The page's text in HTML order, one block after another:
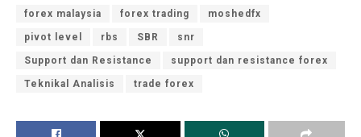
forex malaysia forex trading moshedfx
pivot level rbs SBR snr
Support dan Resistance support dan resistance forex
Teknikal Analisis trade forex